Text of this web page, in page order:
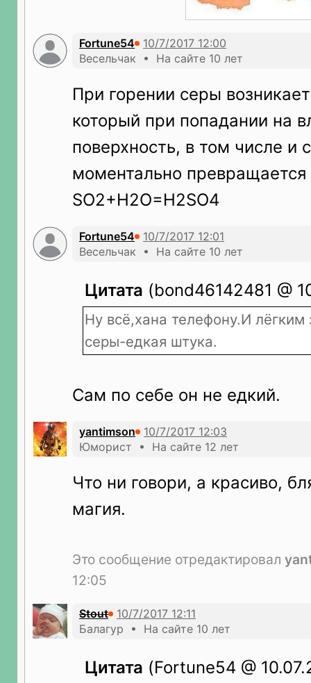
Fortune54
Весельчак • На сайте 10 лет
При горении серы
который при попадании на
поверхность, в том числе и
моментально превращается
SO2+H2O=H2SO4
Fortune54
Весельчак • На сайте 10 лет
Цитата (bond46142481 @
Ну всё,хана телефону.И
серы-едкая штука.
Сам по себе он не едкий.
yantimson
Юморист • На сайте 12 лет
Что ни говори, а красиво,
магия.
Это сообщение отредактировал
12:05
Stout
Балагур • На сайте 10 лет
Цитата (Fortune54 @